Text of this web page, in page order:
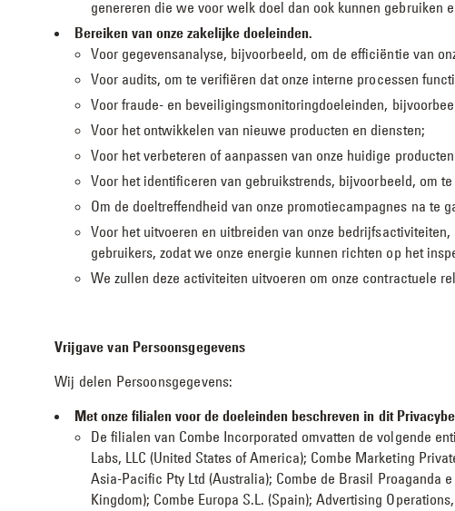
genereren die we voor welk doel dan ook kunnen gebruiken
Bereiken van onze zakelijke doeleinden.
Voor gegevensanalyse, bijvoorbeeld, om de efficiëntie van
Voor audits, om te verifiëren dat onze interne processen
Voor fraude- en beveiligingsmonitoringdoeleinden,
Voor het ontwikkelen van nieuwe producten en diensten;
Voor het verbeteren of aanpassen van onze huidige
Voor het identificeren van gebruikstrends, bijvoorbeeld, om
Om de doeltreffendheid van onze promotiecampagnes na te
Voor het uitvoeren en uitbreiden van onze
gebruikers, zodat we onze energie kunnen richten op het
We zullen deze activiteiten uitvoeren om onze contractuele
Vrijgave van Persoonsgegevens
Wij delen Persoonsgegevens:
Met onze filialen voor de doeleinden beschreven in dit
De filialen van Combe Incorporated omvatten de volgende
Labs, LLC (United States of America); Combe Marketing
Asia-Pacific Pty Ltd (Australia); Combe de Brasil Proaganda
Kingdom); Combe Europa S.L. (Spain); Advertising